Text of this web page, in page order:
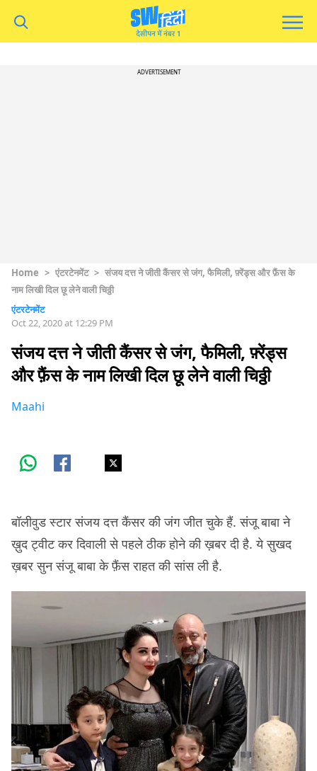
ADVERTISEMENT
Home > एंटरटेनमेंट > संजय दत्त ने जीती कैंसर से जंग, फैमिली, फ़्रेंड्स और फ़ैंस के
नाम लिखी दिल छू लेने वाली चिठ्ठी
एंटरटेनमेंट
Oct 22, 2020 at 12:29 PM
संजय दत्त ने जीती कैंसर से जंग, फैमिली, फ़्रेंड्स
और फ़ैंस के नाम लिखी दिल छू लेने वाली चिठ्ठी
Maahi
बॉलीवुड स्टार संजय दत्त कैंसर की जंग जीत चुके हैं. संजू बाबा ने
ख़ुद ट्वीट कर दिवाली से पहले ठीक होने की ख़बर दी है. ये सुखद
ख़बर सुन संजू बाबा के फ़ैंस राहत की सांस ली है.